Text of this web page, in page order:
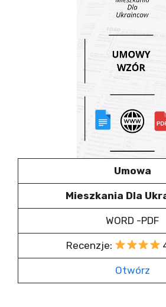
Umowa
Mieszkania Dla
WORD -PDF
Recenzje:
Otwórz